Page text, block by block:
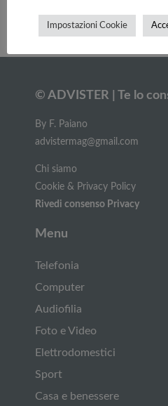
Carica
© ADVISTER | Te lo
By F. Paiano
advistermag@gmail.com
Chi siamo
Cookie & Privacy Policy
Rivedi consenso Privacy
Menu
Telefonia
Computer
Audiofilia
Foto e Video
Elettrodomestici
Sport
Casa e benessere
Impostazioni Cookie